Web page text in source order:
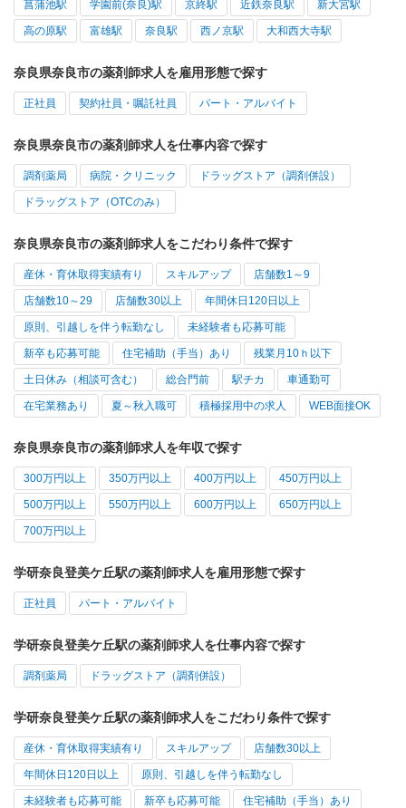
菖蒲池駅 学園前(奈良)駅 京終駅 近鉄奈良駅 新大宮駅
高の原駅 富雄駅 奈良駅 西ノ京駅 大和西大寺駅
奈良県奈良市の薬剤師求人を雇用形態で探す
正社員 契約社員・嘱託社員 パート・アルバイト
奈良県奈良市の薬剤師求人を仕事内容で探す
調剤薬局 病院・クリニック ドラッグストア（調剤併設）
ドラッグストア（OTCのみ）
奈良県奈良市の薬剤師求人をこだわり条件で探す
産休・育休取得実績有り スキルアップ 店舗数1～9
店舗数10～29 店舗数30以上 年間休日120日以上
原則、引越しを伴う転勤なし 未経験者も応募可能
新卒も応募可能 住宅補助（手当）あり 残業月10ｈ以下
土日休み（相談可含む） 総合門前 駅チカ 車通勤可
在宅業務あり 夏～秋入職可 積極採用中の求人 WEB面接OK
奈良県奈良市の薬剤師求人を年収で探す
300万円以上 350万円以上 400万円以上 450万円以上
500万円以上 550万円以上 600万円以上 650万円以上
700万円以上
学研奈良登美ケ丘駅の薬剤師求人を雇用形態で探す
正社員 パート・アルバイト
学研奈良登美ケ丘駅の薬剤師求人を仕事内容で探す
調剤薬局 ドラッグストア（調剤併設）
学研奈良登美ケ丘駅の薬剤師求人をこだわり条件で探す
産休・育休取得実績有り スキルアップ 店舗数30以上
年間休日120日以上 原則、引越しを伴う転勤なし
未経験者も応募可能 新卒も応募可能 住宅補助（手当）あり